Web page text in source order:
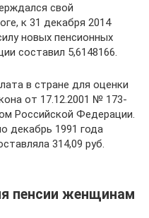
свой
к 31 декабря 2014
новых пенсионных
составил 5,6148166.
в стране для оценки
от 17.12.2001 № 173-
Российской Федерации.
декабрь 1991 года
314,09 руб.
пенсии женщинам